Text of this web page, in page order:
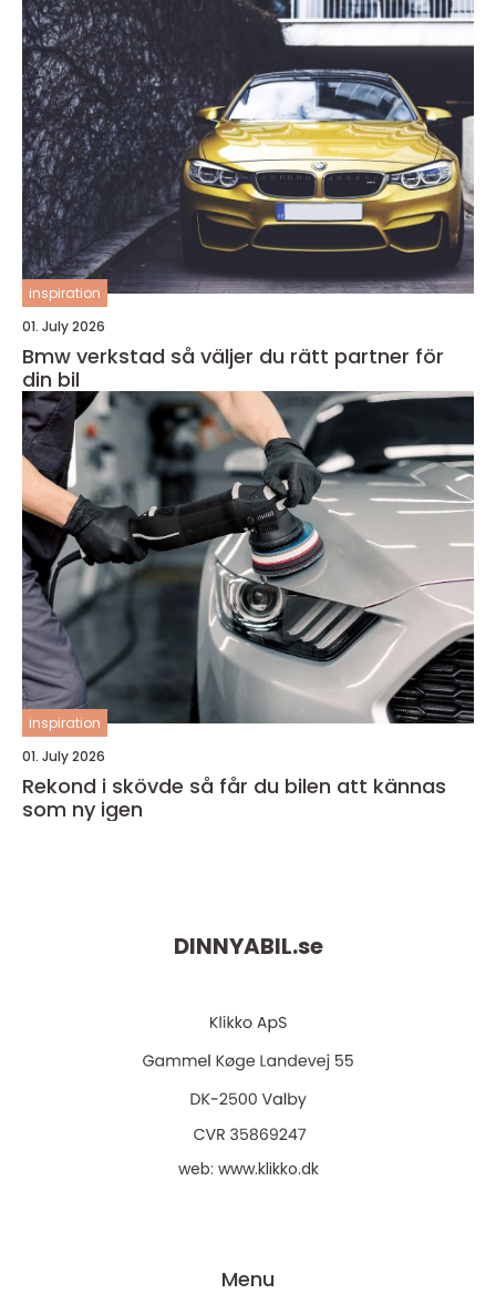
inspiration
01. July 2026
Bmw verkstad så väljer du rätt partner för
din bil
inspiration
01. July 2026
Rekond i skövde så får du bilen att kännas
som ny igen
DINNYABIL.se
web: www.klikko.dk
Menu